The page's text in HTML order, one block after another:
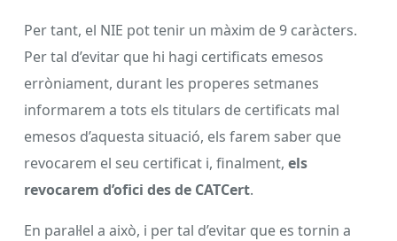
Per tant, el NIE pot tenir un màxim de 9 caràcters.
Per tal d’evitar que hi hagi certificats emesos
erròniament, durant les properes setmanes
informarem a tots els titulars de certificats mal
emesos d’aquesta situació, els farem saber que
revocarem el seu certificat i, finalment, els
revocarem d’ofici des de CATCert.
En paral·lel a això, i per tal d’evitar que es tornin a